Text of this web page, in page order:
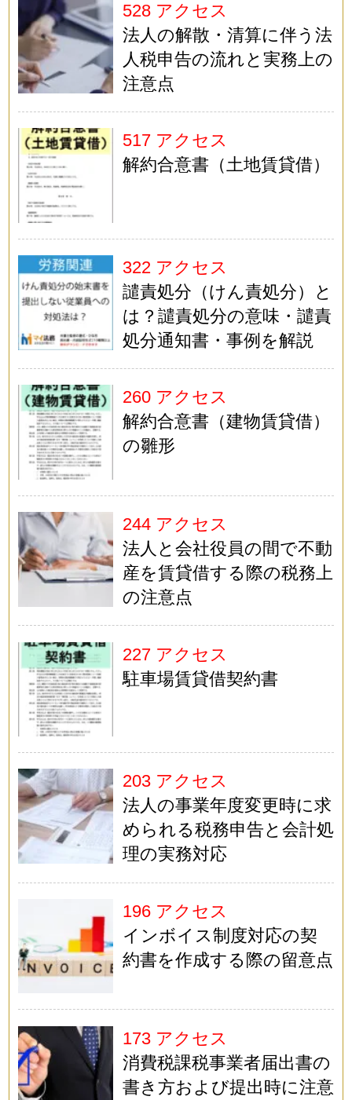
528 アクセス
法人の解散・清算に伴う法
人税申告の流れと実務上の
注意点
517 アクセス
解約合意書（土地賃貸借）
322 アクセス
譴責処分（けん責処分）と
は？譴責処分の意味・譴責
処分通知書・事例を解説
260 アクセス
解約合意書（建物賃貸借）
の雛形
244 アクセス
法人と会社役員の間で不動
産を賃貸借する際の税務上
の注意点
227 アクセス
駐車場賃貸借契約書
203 アクセス
法人の事業年度変更時に求
められる税務申告と会計処
理の実務対応
196 アクセス
インボイス制度対応の契
約書を作成する際の留意点
173 アクセス
消費税課税事業者届出書の
書き方および提出時に注意